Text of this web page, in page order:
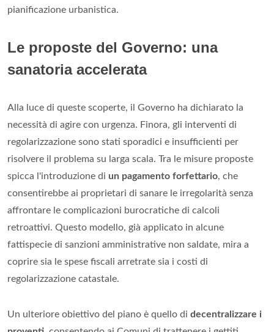
pianificazione urbanistica.
Le proposte del Governo: una
sanatoria accelerata
Alla luce di queste scoperte, il Governo ha dichiarato la
necessità di agire con urgenza. Finora, gli interventi di
regolarizzazione sono stati sporadici e insufficienti per
risolvere il problema su larga scala. Tra le misure proposte
spicca l'introduzione di un pagamento forfettario, che
consentirebbe ai proprietari di sanare le irregolarità senza
affrontare le complicazioni burocratiche di calcoli
retroattivi. Questo modello, già applicato in alcune
fattispecie di sanzioni amministrative non saldate, mira a
coprire sia le spese fiscali arretrate sia i costi di
regolarizzazione catastale.
Un ulteriore obiettivo del piano è quello di decentralizzare i